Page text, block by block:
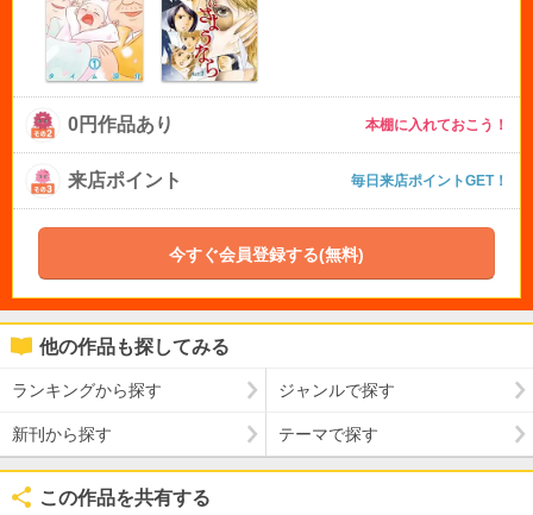
0円作品あり 本棚に入れておこう！
来店ポイント 毎日来店ポイントGET！
今すぐ会員登録する(無料)
他の作品も探してみる
ランキングから探す ジャンルで探す
新刊から探す テーマで探す
この作品を共有する